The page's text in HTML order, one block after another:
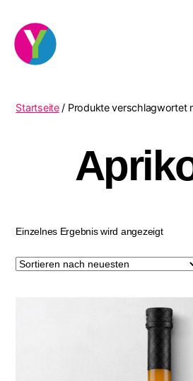
Startseite/ Produkte verschlagwortet
Einzelnes Ergebnis wird angezeigt